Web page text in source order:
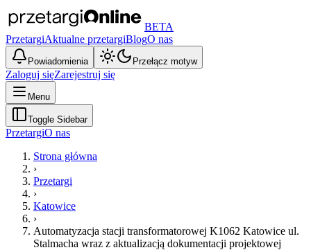
BETA
PrzetargiAktualne przetargiBlogO nas
Powiadomienia Przełącz motyw
Zaloguj sięZarejestruj się
Menu
Toggle Sidebar
PrzetargiO nas
Strona główna
›
Przetargi
›
Katowice
›
Automatyzacja stacji transformatorowej K1062 Katowice ul.
Stalmacha wraz z aktualizacją dokumentacji projektowej